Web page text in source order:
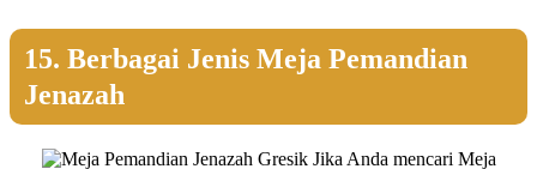
15. Berbagai Jenis Meja Pemandian
Jenazah
Jika Anda mencari Meja